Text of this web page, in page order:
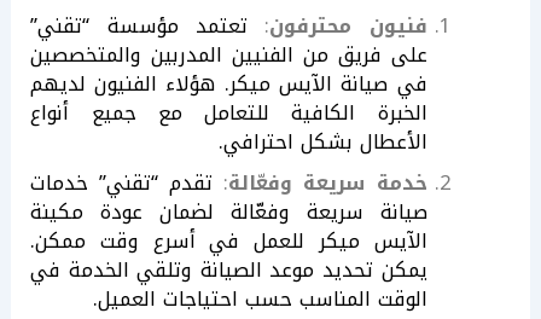
فنيون محترفون: تعتمد مؤسسة “تقني”
على فريق من الفنيين المدربين والمتخصصين
في صيانة الآيس ميكر. هؤلاء الفنيون لديهم
الخبرة الكافية للتعامل مع جميع أنواع
الأعطال بشكل احترافي.
خدمة سريعة وفعّالة: تقدم “تقني” خدمات
صيانة سريعة وفعّالة لضمان عودة مكينة
الآيس ميكر للعمل في أسرع وقت ممكن.
يمكن تحديد موعد الصيانة وتلقي الخدمة في
الوقت المناسب حسب احتياجات العميل.